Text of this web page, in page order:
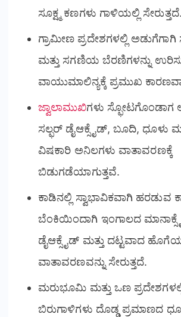
ಸೂಕ್ಷ್ಮ ಕಣಗಳು ಗಾಳಿಯಲ್ಲಿ ಸೇರುತ್ತದೆ.
ಗ್ರಾಮೀಣ ಪ್ರದೇಶಗಳಲ್ಲಿ ಅಡುಗೆಗಾಗಿ
ಮತ್ತು ಸಗಣಿಯ ಬೆರಣಿಗಳನ್ನು
ವಾಯುಮಾಲಿನ್ಯಕ್ಕೆ ಪ್ರಮುಖ
ಜ್ವಾಲಾಮುಖಿಗಳು ಸ್ಫೋಟಗೊಂಡಾಗ
ಸಲ್ಫರ್ ಡೈಆಕ್ಸೈಡ್, ಬೂದಿ, ಧೂಳು
ವಿಷಕಾರಿ ಅನಿಲಗಳು ವಾತಾವರಣಕ್ಕೆ
ಬಿಡುಗಡೆಯಾಗುತ್ತವೆ.
ಕಾಡಿನಲ್ಲಿ ಸ್ವಾಭಾವಿಕವಾಗಿ ಹರಡುವ
ಬೆಂಕಿಯಿಂದಾಗಿ ಇಂಗಾಲದ
ಡೈಆಕ್ಸೈಡ್ ಮತ್ತು ದಟ್ಟವಾದ
ವಾತಾವರಣವನ್ನು ಸೇರುತ್ತದೆ.
ಮರುಭೂಮಿ ಮತ್ತು ಒಣ
ಬಿರುಗಾಳಿಗಳು ದೊಡ್ಡ ಪ್ರಮಾಣದ